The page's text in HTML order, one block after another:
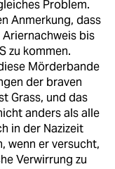
Problem.
Anmerkung, dass
bis
zu kommen.
Mörderbande
der braven
Grass, und das
anders als alle
in der Nazizeit
wenn er versucht,
Verwirrung zu